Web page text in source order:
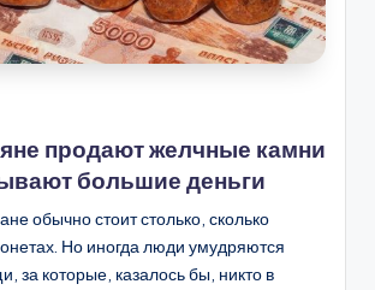
продают желчные камни
большие деньги
обычно стоит столько, сколько
Но иногда люди умудряются
за которые, казалось бы, никто в